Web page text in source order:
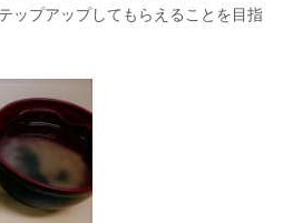
プアップしてもらえることを目指